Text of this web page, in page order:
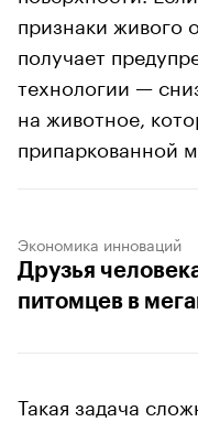
признаки живого
получает
технологии —
на животное,
припаркованной
Экономика инноваций
Друзья
питомцев в
Такая задача